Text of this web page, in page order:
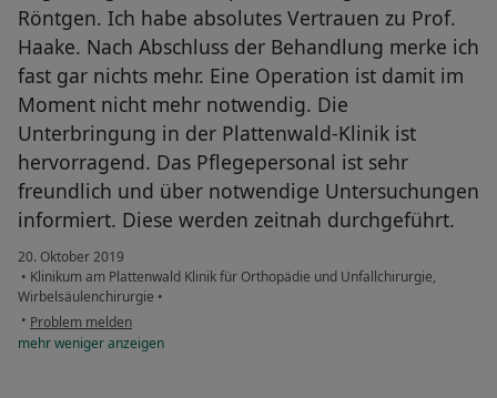
Röntgen. Ich habe absolutes Vertrauen zu Prof.
Haake. Nach Abschluss der Behandlung merke ich
fast gar nichts mehr. Eine Operation ist damit im
Moment nicht mehr notwendig. Die
Unterbringung in der Plattenwald-Klinik ist
hervorragend. Das Pflegepersonal ist sehr
freundlich und über notwendige Untersuchungen
informiert. Diese werden zeitnah durchgeführt.
20. Oktober 2019
• Klinikum am Plattenwald Klinik für Orthopädie und Unfallchirurgie,
Wirbelsäulenchirurgie •
• Problem melden
mehrwenigeranzeigen